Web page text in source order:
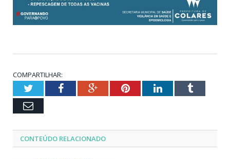
COMPARTILHAR:
TwitterFacebookGoogle+PinterestLinkedInTumblr
Email
CONTEÚDO RELACIONADO